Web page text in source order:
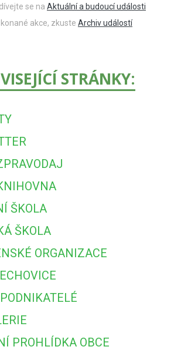
se na Aktuální a budoucí události
akce, zkuste Archiv událostí
STRÁNKY:
ŠKOLA
ŠKOLA
ORGANIZACE
PROHLÍDKA OBCE